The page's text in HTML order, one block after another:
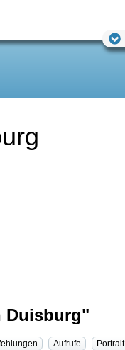
Duisburg"
Aufrufe Portrait